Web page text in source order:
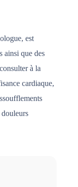
est
ainsi que des
à la
cardiaque,